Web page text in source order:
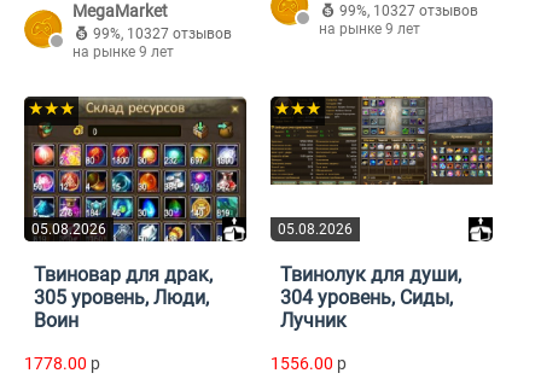
MegaMarket
99%, 10327 отзывов
на рынке 9 лет
99%, 10327 отзывов
на рынке 9 лет
05.08.2026
★★★
Твиновар для драк,
305 уровень, Люди,
Воин
1778.00 p
05.08.2026
★★★
Твинолук для души,
304 уровень, Сиды,
Лучник
1556.00 p